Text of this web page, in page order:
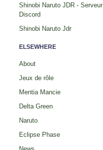
Shinobi Naruto JDR - Serveur
Discord
Shinobi Naruto Jdr
ELSEWHERE
About
Jeux de rôle
Mentia Mancie
Delta Green
Naruto
Eclipse Phase